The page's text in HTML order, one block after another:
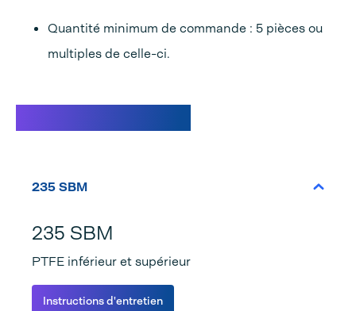
Quantité minimum de commande : 5 pièces ou
multiples de celle-ci.
235 SBM
235 SBM
PTFE inférieur et supérieur
Instructions d'entretien